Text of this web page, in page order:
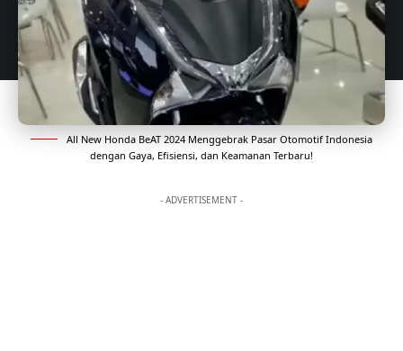
All New Honda BeAT 2024 Menggebrak Pasar Otomotif Indonesia
dengan Gaya, Efisiensi, dan Keamanan Terbaru!
- ADVERTISEMENT -